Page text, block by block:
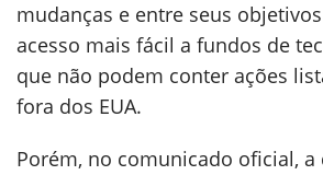
mudanças e entre seus
acesso mais fácil a fundos de
que não podem conter ações
fora dos EUA.
Porém, no comunicado oficial, a